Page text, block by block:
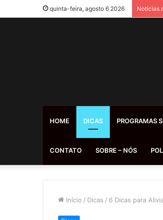
quinta-feira, agosto 6 2026 Notícias
HOME DICAS PROGRAMAS
CONTATO SOBRE – NÓS
Início / Dicas / 6 Dicas para